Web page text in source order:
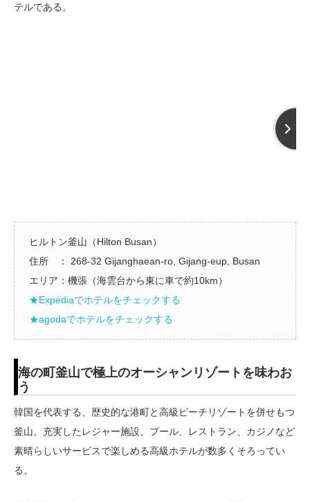
テルである。
ヒルトン釜山（Hilton Busan）
住所 ： 268-32 Gijanghaean-ro, Gijang-eup, Busan
エリア：機張（海雲台から東に車で約10km）
★Expediaでホテルをチェックする
★agodaでホテルをチェックする
海の町釜山で極上のオーシャンリゾートを味わお
う
韓国を代表する、歴史的な港町と高級ビーチリゾートを併せもつ
釜山。充実したレジャー施設、プール、レストラン、カジノなど
素晴らしいサービスで楽しめる高級ホテルが数多くそろってい
る。